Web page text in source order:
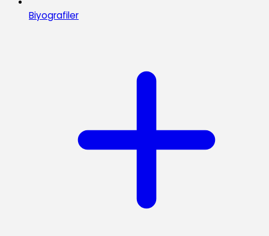
Biyografiler